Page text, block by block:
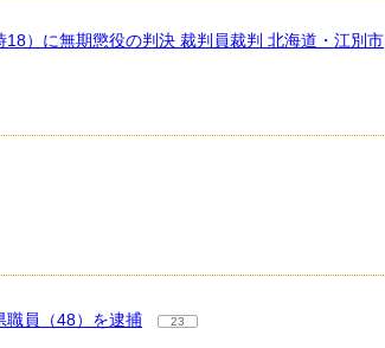
18）に無期懲役の判決 裁判員裁判 北海道・江別市
員（48）を逮捕 23